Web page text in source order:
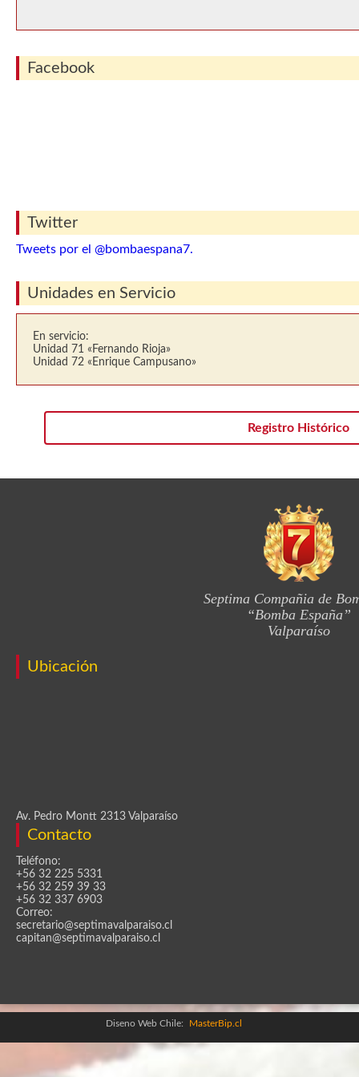
Facebook
Twitter
Tweets por el @bombaespana7.
Unidades en Servicio
En servicio:
Unidad 71 «Fernando Rioja»
Unidad 72 «Enrique Campusano»
Registro Histórico
Septima Compañia de
“Bomba España”
Valparaíso
Ubicación
Av. Pedro Montt 2313 Valparaíso
Contacto
Teléfono:
+56 32 225 5331
+56 32 259 39 33
+56 32 337 6903
Correo:
secretario@septimavalparaiso.cl
capitan@septimavalparaiso.cl
Diseno Web Chile: MasterBip.cl